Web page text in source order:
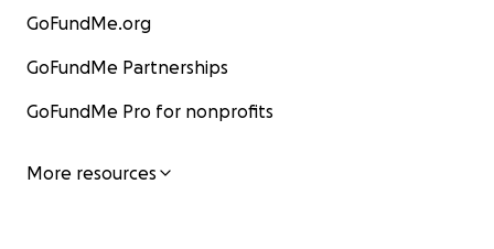
GoFundMe.org
GoFundMe Partnerships
GoFundMe Pro for nonprofits
More resources